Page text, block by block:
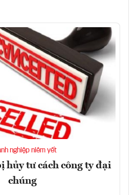
nghiệp niêm yết
hủy tư cách công ty đại
chúng